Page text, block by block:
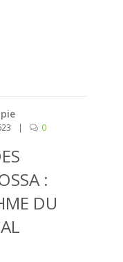
| 0
:
DU